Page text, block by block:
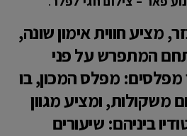
מציע חווית אימון שונה,
המתפרש על פני
מפלסים: מפלס המכון, בו
משקולות, ומציע מגוון
ביניהם: שיעורים